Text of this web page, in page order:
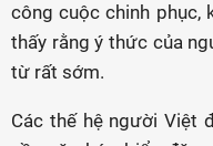
công cuộc chinh phục,
thấy rằng ý thức của
từ rất sớm.
Các thế hệ người Việt